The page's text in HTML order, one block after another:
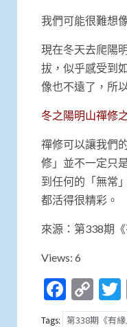
我們可能很難想
現在冬天去爬陽
拔，似乎感受到
像也不遠了，所
冬之陽明山禪修
禪修可以讓我們
修」並不一定只
到任何的「無常
都活得很精彩。
來源：第338期《
Views: 6
Tags: 第338期《有緣